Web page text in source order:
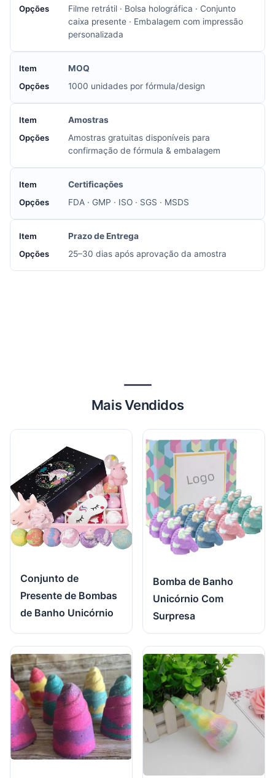
Filme retrátil · Bolsa holográfica · Conjunto
caixa presente · Embalagem com impressão
personalizada
MOQ
1000 unidades por fórmula/design
Amostras
Amostras gratuitas disponíveis para
confirmação de fórmula & embalagem
Certificações
FDA · GMP · ISO · SGS · MSDS
Prazo de Entrega
25–30 dias após aprovação da amostra
Mais Vendidos
Conjunto de
Presente de Bombas
de Banho Unicórnio
Bomba de Banho
Unicórnio Com
Surpresa